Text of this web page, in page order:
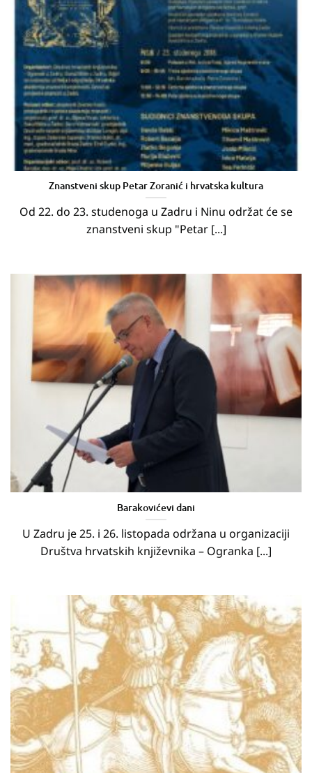
Znanstveni skup Petar Zoranić i hrvatska kultura
Od 22. do 23. studenoga u Zadru i Ninu održat će se
znanstveni skup "Petar [...]
Barakovićevi dani
U Zadru je 25. i 26. listopada održana u organizaciji
Društva hrvatskih književnika – Ogranka [...]